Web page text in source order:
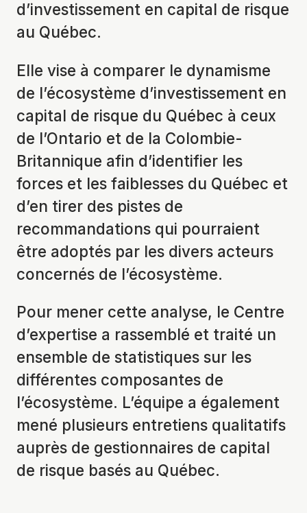
d’investissement en capital de risque
au Québec.
Elle vise à comparer le dynamisme
de l’écosystème d’investissement en
capital de risque du Québec à ceux
de l’Ontario et de la Colombie-
Britannique afin d’identifier les
forces et les faiblesses du Québec et
d’en tirer des pistes de
recommandations qui pourraient
être adoptés par les divers acteurs
concernés de l’écosystème.
Pour mener cette analyse, le Centre
d’expertise a rassemblé et traité un
ensemble de statistiques sur les
différentes composantes de
l’écosystème. L’équipe a également
mené plusieurs entretiens qualitatifs
auprès de gestionnaires de capital
de risque basés au Québec.